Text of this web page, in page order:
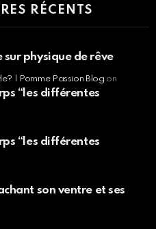
RÉCENTS
sur physique de rêve
| Pomme Passion Blog on
“les différentes
“les différentes
son ventre et ses